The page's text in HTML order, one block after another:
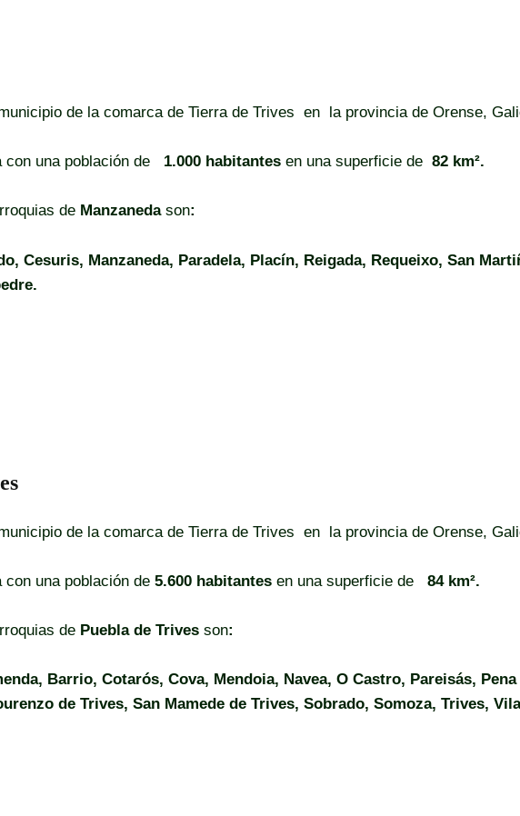
de la comarca de Tierra de Trives en la provincia de Orense,
con una población de1.000 habitantes en una superficie de 82 km².
deManzanedason:
Cesuris, Manzaneda, Paradela, Placín, Reigada, Requeixo, San
de la comarca de Tierra de Trives en la provincia de Orense,
con una población de5.600 habitantes en una superficie de 84 km².
de Puebla de Trivesson:
Barrio, Cotarós, Cova, Mendoia, Navea, O Castro, Pareisás,
de Trives, San Mamede de Trives, Sobrado, Somoza, Trives,